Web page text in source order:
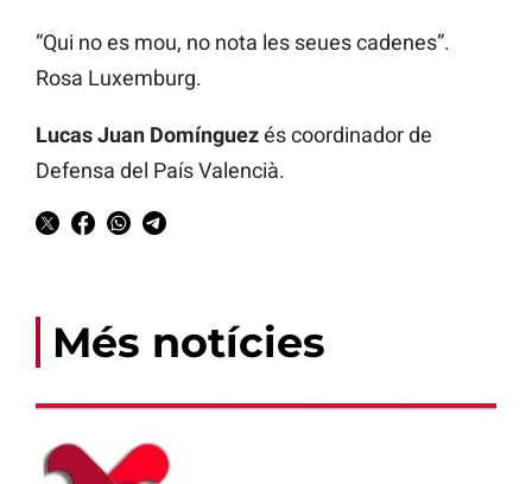
“Qui no es mou, no nota les seues cadenes”.
Rosa Luxemburg.
Lucas Juan Domínguezés coordinador de
Defensa del País Valencià.
Més notícies